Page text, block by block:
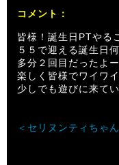
コメント：
皆様！誕生日PTやる
５５で迎える誕生日
多分２回目だったよ
楽しく皆様でワイワ
少しでも遊びに来て
＜セリヌンティちゃ